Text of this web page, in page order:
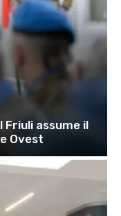
Friuli assume il
Ovest